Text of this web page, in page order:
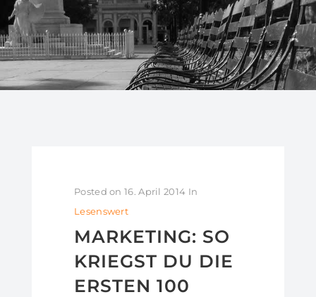
Posted on 16. April 2014 In
Lesenswert
MARKETING: SO
KRIEGST DU DIE
ERSTEN 100